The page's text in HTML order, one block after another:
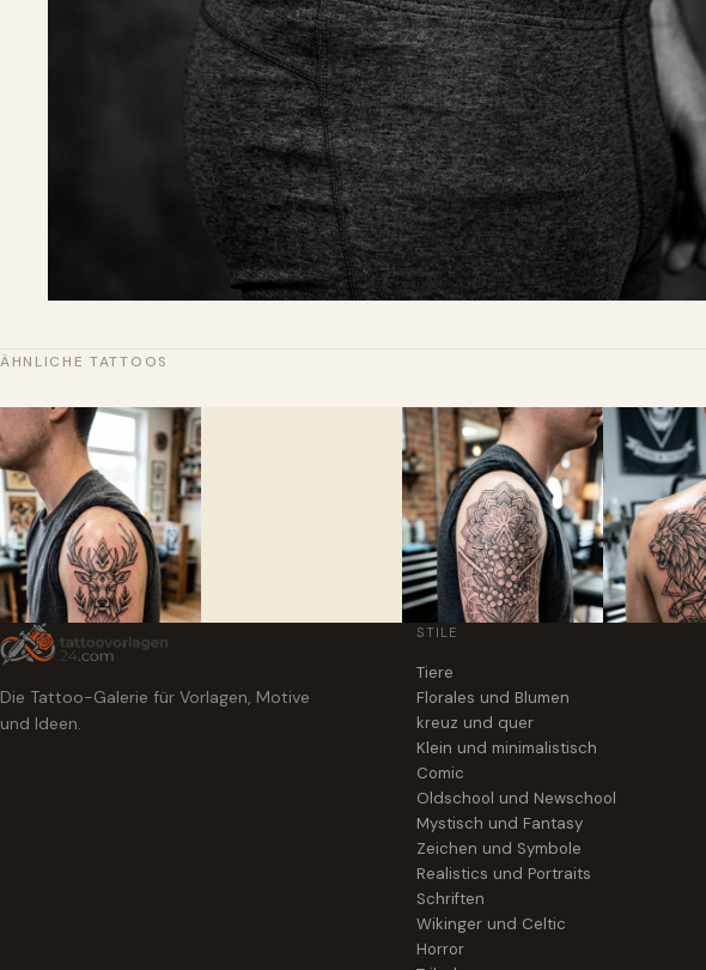
ÄHNLICHE TATTOOS
Die Tattoo-Galerie für Vorlagen, Motive
und Ideen.
STILE
Tiere
Florales und Blumen
kreuz und quer
Klein und minimalistisch
Comic
Oldschool und Newschool
Mystisch und Fantasy
Zeichen und Symbole
Realistics und Portraits
Schriften
Wikinger und Celtic
Horror